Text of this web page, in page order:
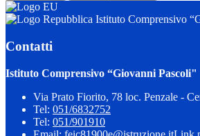
Istituto Comprensivo
Contatti
Istituto Comprensivo “Giovanni Pascoli"
Via Prato Fiorito, 78 loc. Penzale -
Tel: 051/6832752
Tel: 051/901910